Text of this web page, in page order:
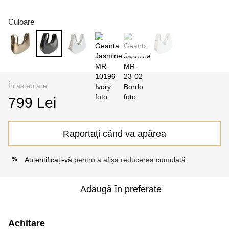
Culoare
În așteptare
799 Lei
Raportați când va apărea
% Autentificați-vă pentru a afișa reducerea cumulată
Adaugă în preferate
Achitare